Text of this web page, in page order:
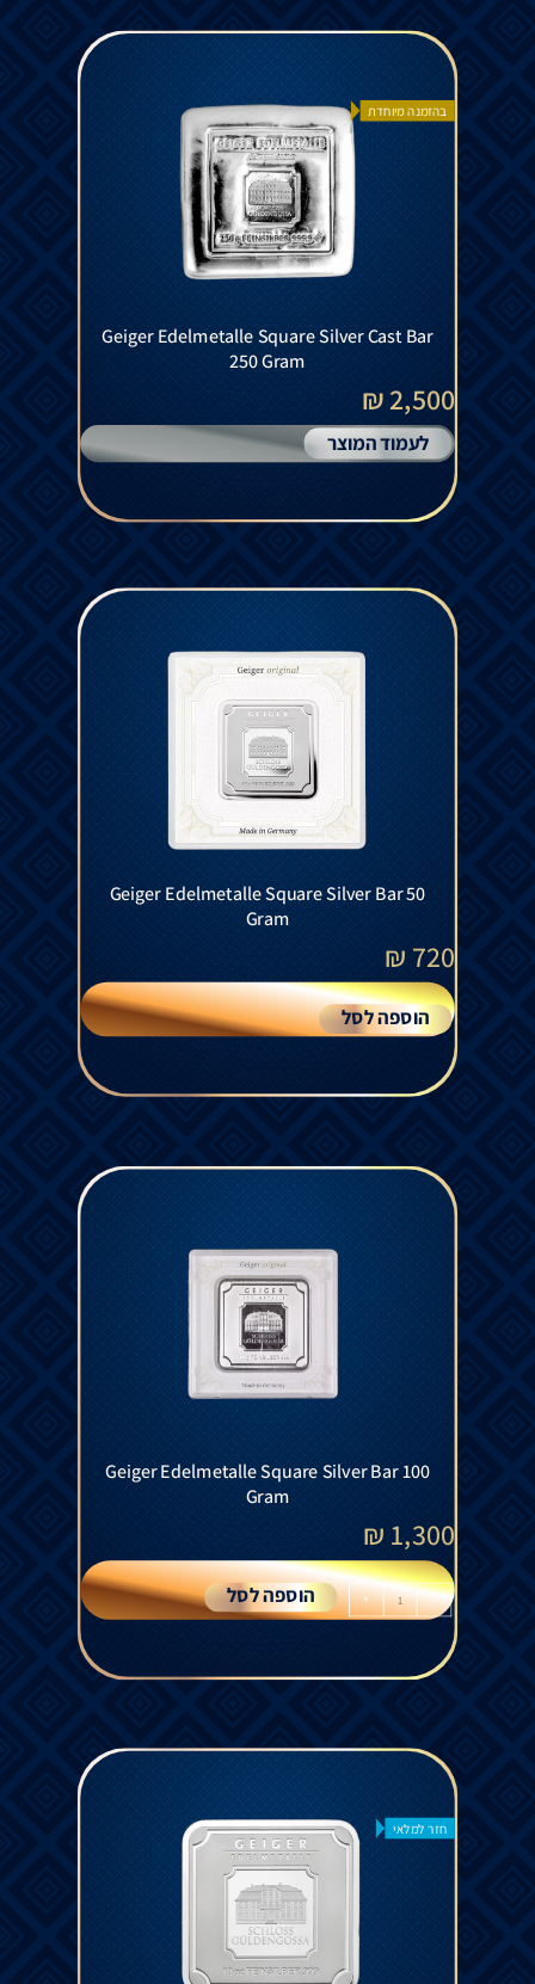
בהזמנה מיוחדת
Geiger Edelmetalle Square Silver Cast Bar
250 Gram
2,500 ₪
לעמוד המוצר
Geiger Edelmetalle Square Silver Bar 50
Gram
720
₪
הוספה לסל
Geiger Edelmetalle Square Silver Bar 100
Gram
1,300
₪
-
+ הוספה לסל
חזר למלאי